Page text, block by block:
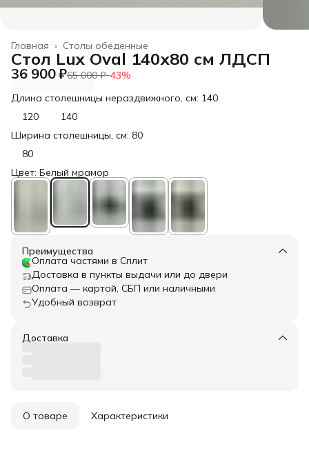
Столы обеденные
Главная ›
Стол Lux Oval 140х80 см ЛДСП
36 900 ₽65 000 ₽−43%
Длина столешницы нераздвижного, см: 140
120
140
Ширина столешницы, см: 80
80
Цвет: Белый мрамор
Преимущества
Оплата частями в Сплит
Доставка в пункты выдачи или до двери
Оплата — картой, СБП или наличными
Удобный возврат
Доставка
О товаре Характеристики